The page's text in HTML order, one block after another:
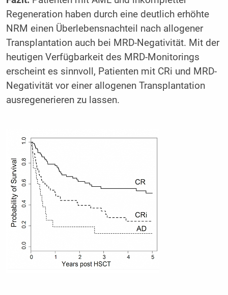
Regeneration haben durch eine deutlich erhöhte
NRM einen Überlebensnachteil nach allogener
Transplantation auch bei MRD-Negativität. Mit der
heutigen Verfügbarkeit des MRD-Monitorings
erscheint es sinnvoll, Patienten mit CRi und MRD-
Negativität vor einer allogenen Transplantation
ausregenerieren zu lassen.